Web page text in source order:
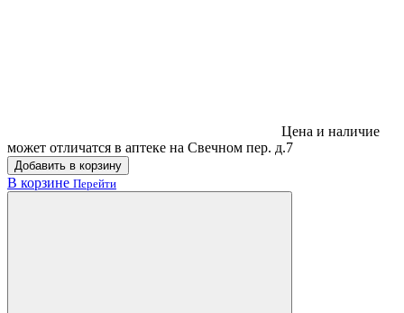
Цена и наличие
может отличатся в аптеке на Свечном пер. д.7
Добавить в корзину
В корзине Перейти